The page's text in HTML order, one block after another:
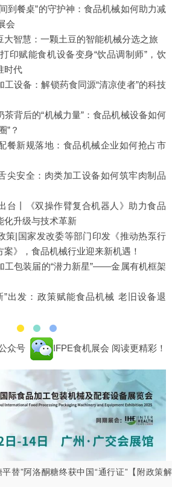
到餐桌”的守护神：食品机械如何助力减
会
大智慧：一颗土豆的智能机械分选之旅
印赋能食机设备变身“饮品调制师”，饮
时代
工设备：解锁药食同源“清凉使者”的科技
茶背后的“机械力量”：食品机械设备如何
”？
餐新规落地：食品机械企业如何抢占市
尖安全：肉类加工设备如何筑牢肉制品
台丨《双操作臂复合机器人》助力食品
化升级与技术革新
策|国家发改委等部门印发《推动热泵行
》，食品机械行业迎来新机遇！
工包装届的“潜力新星”——金属有机框架
”出发：政策赋能食品机械 老旧设备退
众号 IFPE食机展会 阅读更精彩！
替”阿洛酮糖终获中国“通行证”【附政策解